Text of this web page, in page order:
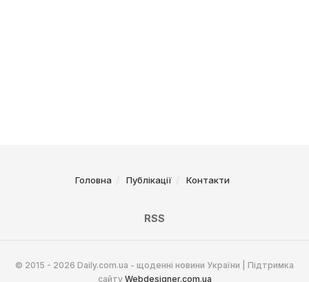
Головна Публікації Контакти
RSS
© 2015 - 2026 Daily.com.ua - щоденні новини України | Підтримка
сайту Webdesigner.com.ua